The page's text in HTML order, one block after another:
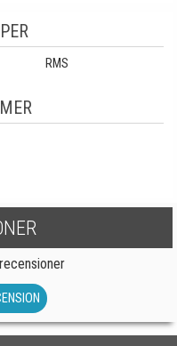
RMS